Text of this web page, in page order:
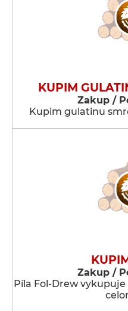
KUPIM
Zakup /
Kupim gulatinu
Zakup /
Píla Fol-Drew